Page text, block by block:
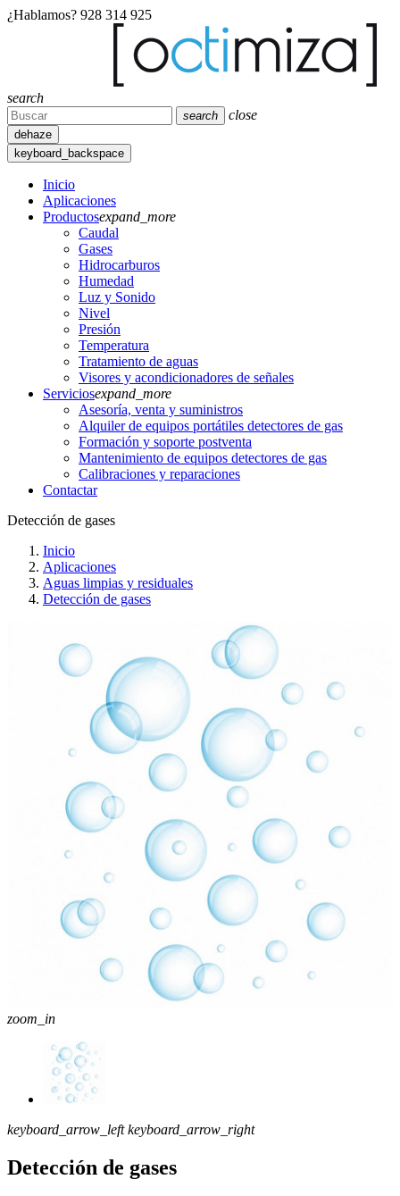
¿Hablamos? 928 314 925
search
search close
dehaze
keyboard_backspace
Inicio
Aplicaciones
Productosexpand_more
Caudal
Gases
Hidrocarburos
Humedad
Luz y Sonido
Nivel
Presión
Temperatura
Tratamiento de aguas
Visores y acondicionadores de señales
Serviciosexpand_more
Asesoría, venta y suministros
Alquiler de equipos portátiles detectores de gas
Formación y soporte postventa
Mantenimiento de equipos detectores de gas
Calibraciones y reparaciones
Contactar
Detección de gases
Inicio
Aplicaciones
Aguas limpias y residuales
Detección de gases
zoom_in
keyboard_arrow_left keyboard_arrow_right
Detección de gases